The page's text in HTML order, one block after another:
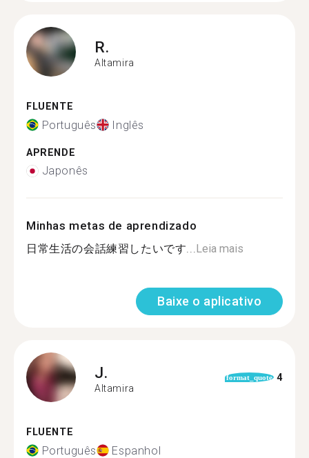
R.
Altamira
FLUENTE
Português Inglês
APRENDE
Japonês
Minhas metas de aprendizado
日常生活の会話練習したいです...Leia mais
Baixe o aplicativo
J.
Altamira
format_quote 4
FLUENTE
Português Espanhol